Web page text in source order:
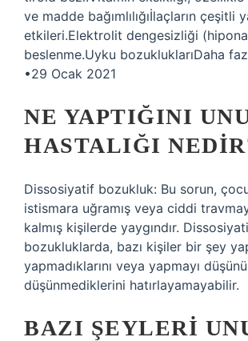
ve madde bağımlılığıİlaçların çeşitli
etkileri.Elektrolit dengesizliği
beslenme.Uyku bozukluklarıDaha
•29 Ocak 2021
NE YAPTIĞINI
HASTALIĞI
Dissosiyatif bozukluk: Bu sorun,
istismara uğramış veya ciddi
kalmış kişilerde yaygındır.
bozukluklarda, bazı kişiler bir şey
yapmadıklarını veya yapmayı
düşünmediklerini hatırlayamayabilir.
BAZI ŞEYLERI